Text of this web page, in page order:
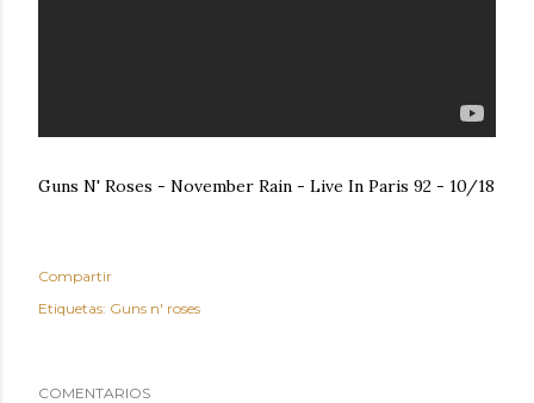
Guns N' Roses - November Rain - Live In Paris 92 - 10/18
Compartir
Etiquetas: Guns n' roses
COMENTARIOS